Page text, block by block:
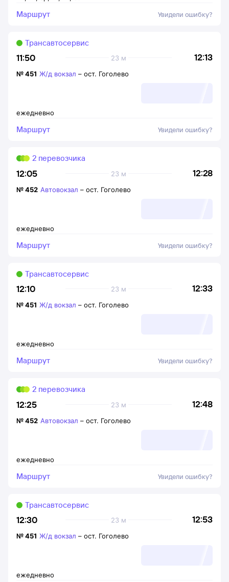
Маршрут Увидели ошибку?
11:50 12:13
23 м
Трансавтосервис
ежедневно
№451 Ж/д вокзал – ост. Гоголево
Маршрут Увидели ошибку?
12:05 12:28
23 м
2 перевозчика
ежедневно
№452 Автовокзал – ост. Гоголево
Маршрут Увидели ошибку?
12:10 12:33
23 м
Трансавтосервис
ежедневно
№451 Ж/д вокзал – ост. Гоголево
Маршрут Увидели ошибку?
12:25 12:48
23 м
2 перевозчика
ежедневно
№452 Автовокзал – ост. Гоголево
Маршрут Увидели ошибку?
12:30 12:53
23 м
Трансавтосервис
ежедневно
№451 Ж/д вокзал – ост. Гоголево